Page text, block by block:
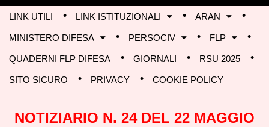
LINK UTILI LINK ISTITUZIONALI ARAN
MINISTERO DIFESA PERSOCIV FLP
QUADERNI FLP DIFESA GIORNALI RSU 2025
SITO SICURO PRIVACY COOKIE POLICY
NOTIZIARIO N. 24 DEL 22 MAGGIO